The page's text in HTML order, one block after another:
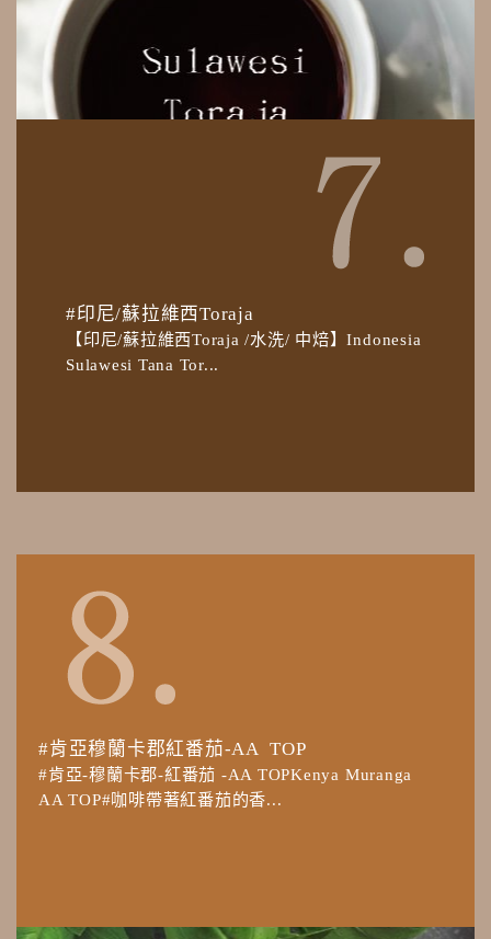
#印尼/蘇拉維西Toraja
【印尼/蘇拉維西Toraja /水洗/ 中焙】Indonesia
Sulawesi Tana Tor...
#肯亞穆蘭卡郡紅番茄-AA TOP
#肯亞-穆蘭卡郡-紅番茄 -AA TOPKenya Muranga
AA TOP#咖啡帶著紅番茄的香...